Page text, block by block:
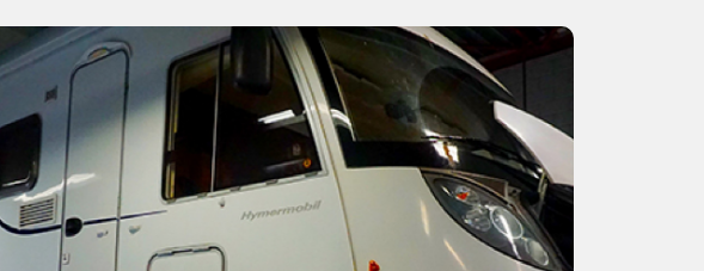
Over ons
Contact
Vacatures
Verkoop